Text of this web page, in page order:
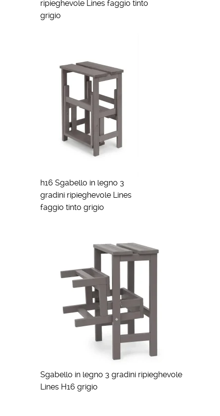
ripieghevole Lines faggio tinto
grigio
h16 Sgabello in legno 3
gradini ripieghevole Lines
faggio tinto grigio
Sgabello in legno 3 gradini ripieghevole
Lines H16 grigio